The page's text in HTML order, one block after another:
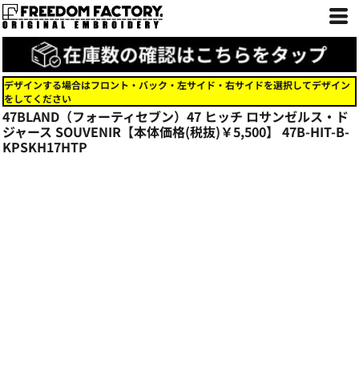
デザインする場合はフロント・バック・左サイド・右サイドを選択してデザイン
をしてください
47BLAND（フォーティセブン）47 ヒッチ ロサンゼルス・ド
ジャース SOUVENIR【本体価格(税抜)￥5,500】 47B-HIT-B-
KPSKH17HTP